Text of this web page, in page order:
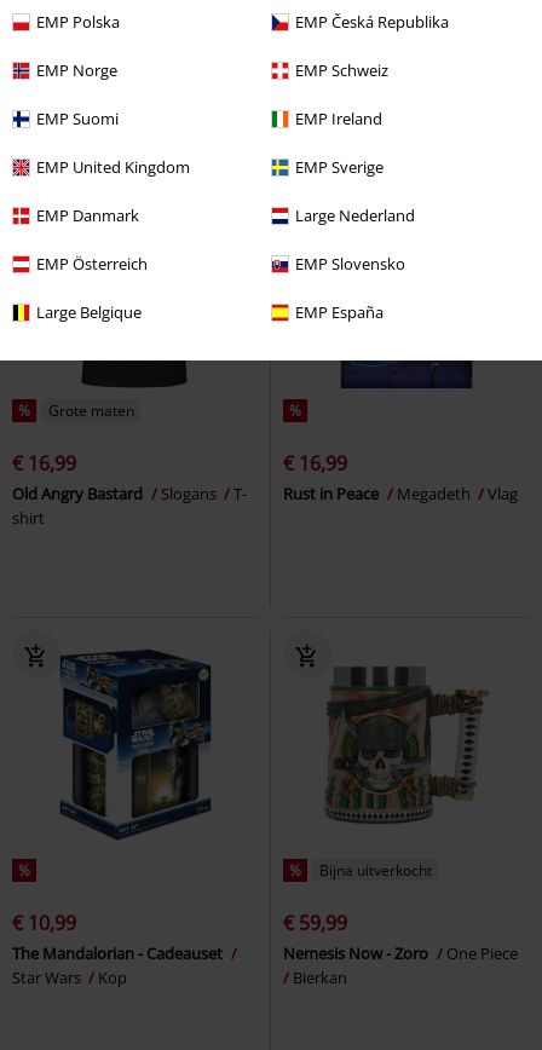
EMP Polska EMP Česká Republika
EMP Norge EMP Schweiz
EMP Suomi EMP Ireland
EMP United Kingdom EMP Sverige
EMP Danmark Large Nederland
EMP Österreich EMP Slovensko
Large Belgique EMP España
Ravenclaw
Harry Potter
Beddengoed
Tre Cool (Basket Case) (Pop Rocks)
Vinyl Figur 499
Funko Pop!
% Grote maten
€ 16,99
Old Angry Bastard Slogans
T-
shirt
%
€ 16,99
Rust in Peace Megadeth Vlag
%
€ 10,99
The Mandalorian - Cadeauset
Star Wars
Kop
% Bijna uitverkocht
€ 59,99
Nemesis Now - Zoro
One Piece
Bierkan